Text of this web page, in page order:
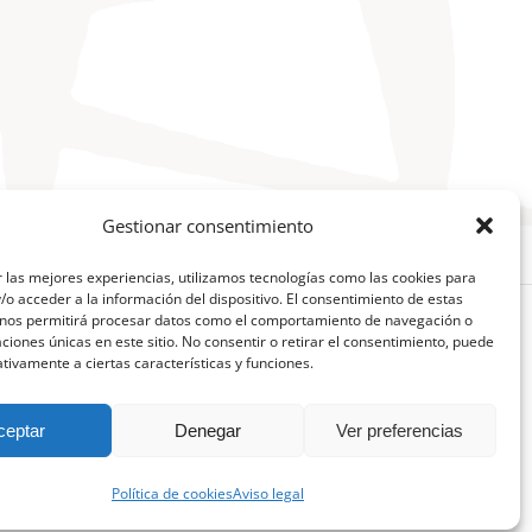
Gestionar consentimiento
las mejores experiencias, utilizamos tecnologías como las cookies para
acceder a la información del dispositivo. El consentimiento de estas
permitirá procesar datos como el comportamiento de navegación o
únicas en este sitio. No consentir o retirar el consentimiento, puede
a ciertas características y funciones.
Denegar Ver preferencias
Política de cookiesAviso legal
Facebook
X YouTubeInstagram
Telegram
LinkedIn